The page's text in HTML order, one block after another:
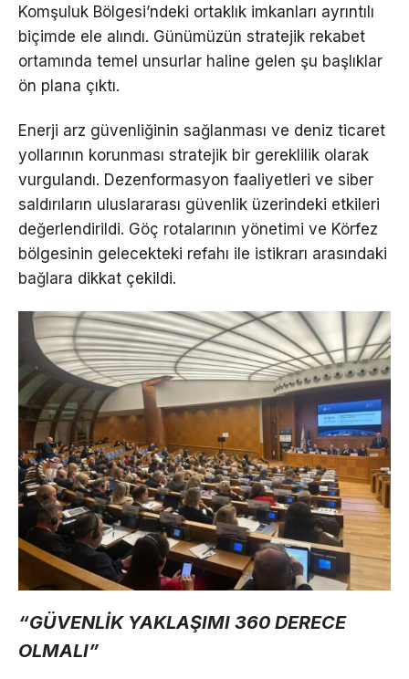
Komşuluk Bölgesi’ndeki ortaklık imkanları ayrıntılı
biçimde ele alındı. Günümüzün stratejik rekabet
ortamında temel unsurlar haline gelen şu başlıklar
ön plana çıktı.
Enerji arz güvenliğinin sağlanması ve deniz ticaret
yollarının korunması stratejik bir gereklilik olarak
vurgulandı. Dezenformasyon faaliyetleri ve siber
saldırıların uluslararası güvenlik üzerindeki etkileri
değerlendirildi. Göç rotalarının yönetimi ve Körfez
bölgesinin gelecekteki refahı ile istikrarı arasındaki
bağlara dikkat çekildi.
“GÜVENLİK YAKLAŞIMI 360 DERECE
OLMALI”